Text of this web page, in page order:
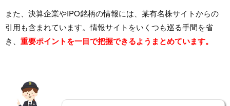
また、決算企業やIPO銘柄の情報には、某有名株サイトからの
引用も含まれています。情報サイトをいくつも巡る手間を省
き、 重要ポイントを一目で把握できるようまとめています。